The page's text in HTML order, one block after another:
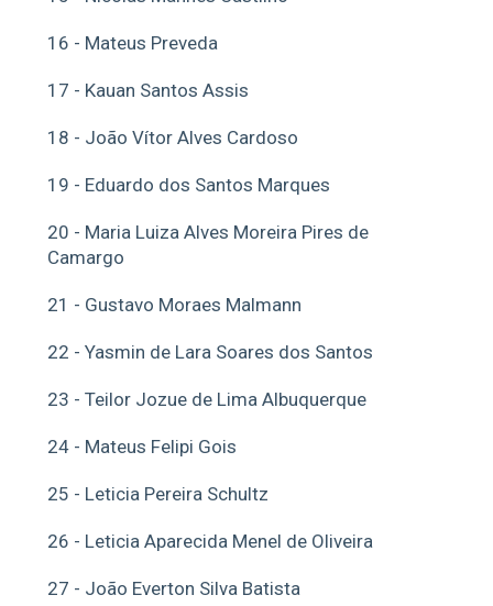
16 - Mateus Preveda
17 - Kauan Santos Assis
18 - João Vítor Alves Cardoso
19 - Eduardo dos Santos Marques
20 - Maria Luiza Alves Moreira Pires de
Camargo
21 - Gustavo Moraes Malmann
22 - Yasmin de Lara Soares dos Santos
23 - Teilor Jozue de Lima Albuquerque
24 - Mateus Felipi Gois
25 - Leticia Pereira Schultz
26 - Leticia Aparecida Menel de Oliveira
27 - João Everton Silva Batista